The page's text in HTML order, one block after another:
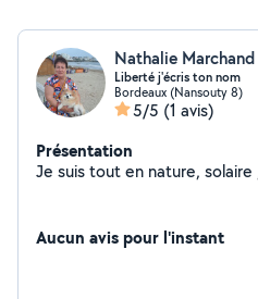
Nathalie Marchand
Liberté j'écris ton nom
Bordeaux (Nansouty 8)
5/5 (1 avis)
Présentation
Je suis tout en nature,
Aucun avis pour l'instant